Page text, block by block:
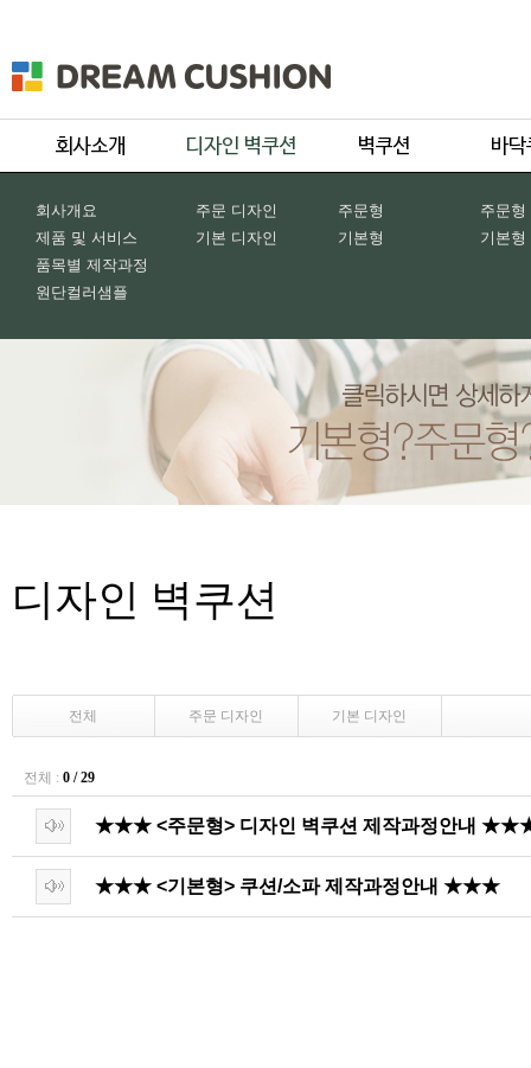
회사개요
제품 및 서비스
품목별 제작과정
원단컬러샘플
주문 디자인
기본 디자인
주문형
기본형
주문형
기본형
디자인 벽쿠션
전체 주문 디자인 기본 디자인
전체 : 0 / 29
★★★ <주문형> 디자인 벽쿠션 제작과정안내
★★★ <기본형> 쿠션/소파 제작과정안내 ★★★